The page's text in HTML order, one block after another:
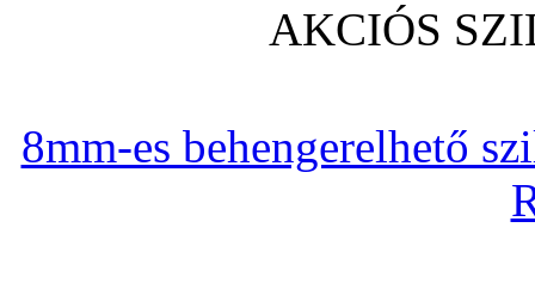
AKCIÓS
8mm-es behengerelhető